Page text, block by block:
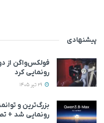
پیشنهادی
رونمایی کرد
بزرگ‌ترین و
رونمایی شد +